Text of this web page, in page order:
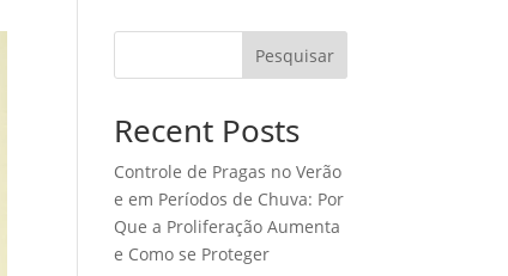
Pesquisar
Recent Posts
Controle de Pragas no Verão
e em Períodos de Chuva: Por
Que a Proliferação Aumenta
e Como se Proteger